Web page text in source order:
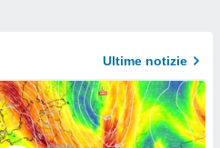
Ultime notizie